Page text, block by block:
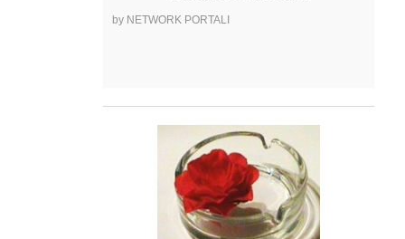
by NETWORK PORTALI